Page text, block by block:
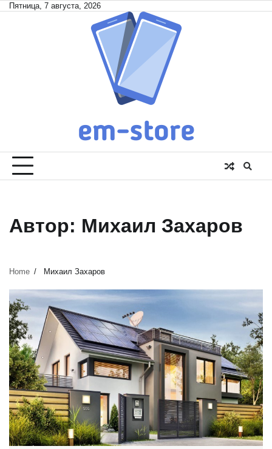
SkipПятница, 7 августа, 2026
Автор: Михаил Захаров
Home Михаил Захаров